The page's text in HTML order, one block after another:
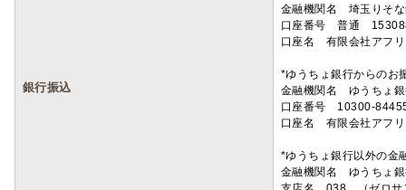
銀行振込
金融機関名 埼玉りそ
口座番号 普通
口座名 有限会社アフ
*ゆうちょ銀行からのお
金融機関名 ゆうちょ
口座番号 10300-
口座名 有限会社アフ
*ゆうちょ銀行以外の金
金融機関名 ゆうちょ